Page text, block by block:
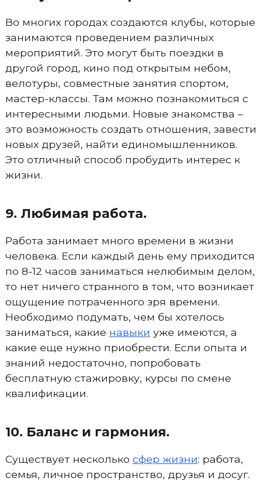
Во многих городах создаются клубы, которые
занимаются проведением различных
мероприятий. Это могут быть поездки в
другой город, кино под открытым небом,
велотуры, совместные занятия спортом,
мастер-классы. Там можно познакомиться с
интересными людьми. Новые знакомства –
это возможность создать отношения, завести
новых друзей, найти единомышленников.
Это отличный способ пробудить интерес к
жизни.
9. Любимая работа.
Работа занимает много времени в жизни
человека. Если каждый день ему приходится
по 8-12 часов заниматься нелюбимым делом,
то нет ничего странного в том, что возникает
ощущение потраченного зря времени.
Необходимо подумать, чем бы хотелось
заниматься, какие навыки уже имеются, а
какие еще нужно приобрести. Если опыта и
знаний недостаточно, попробовать
бесплатную стажировку, курсы по смене
квалификации.
10. Баланс и гармония.
Существует несколько сфер жизни: работа,
семья, личное пространство, друзья и досуг.